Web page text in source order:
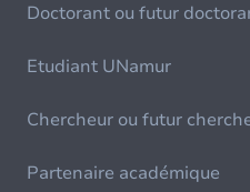
Doctorant ou futur
Etudiant UNamur
Chercheur ou futur
Partenaire académique